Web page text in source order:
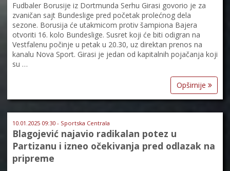
Fudbaler Borusije iz Dortmunda Serhu Girasi govorio je za
zvaničan sajt Bundeslige pred početak prolećnog dela
sezone. Borusija će utakmicom protiv šampiona Bajera
otvoriti 16. kolo Bundeslige. Susret koji će biti odigran na
Vestfalenu počinje u petak u 20.30, uz direktan prenos na
kanalu Nova Sport. Girasi je jedan od kapitalnih pojačanja koji
su …
Opširnije
10.01.2025 09:30 - Sportska Centrala
Blagojević najavio radikalan potez u
Partizanu i izneo očekivanja pred odlazak na
pripreme